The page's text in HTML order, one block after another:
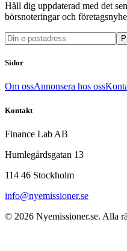
Håll dig uppdaterad med det
börsnoteringar och
Sidor
Om ossAnnonsera hos oss
Kontakt
Finance Lab AB
Humlegårdsgatan 13
114 46 Stockholm
info@nyemissioner.se
© 2026 Nyemissioner.se. Alla